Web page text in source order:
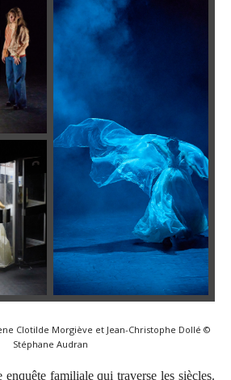
Clotilde Morgiève et Jean-Christophe Dollé ©
Stéphane Audran
enquête familiale qui traverse les siècles.